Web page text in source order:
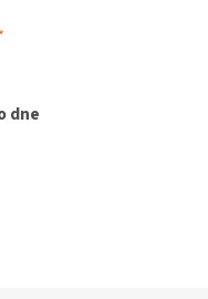
dne